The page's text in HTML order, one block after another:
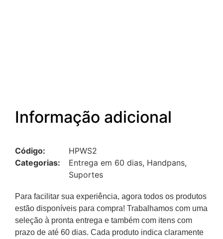
Informação adicional
Código:
HPWS2
Categorias:
Entrega em 60 dias, Handpans,
Suportes
Para facilitar sua experiência, agora todos os produtos
estão disponíveis para compra! Trabalhamos com uma
seleção à pronta entrega e também com itens com
prazo de até 60 dias. Cada produto indica claramente